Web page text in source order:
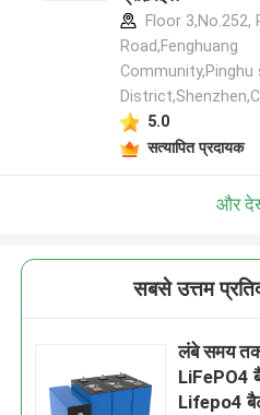
Floor 3,No.252,
Road,Fenghuang
5.0
सत्यापित प्रदायक
और
सबसे उत्तम
लंबे समय
LiFePO4
Lifepo4